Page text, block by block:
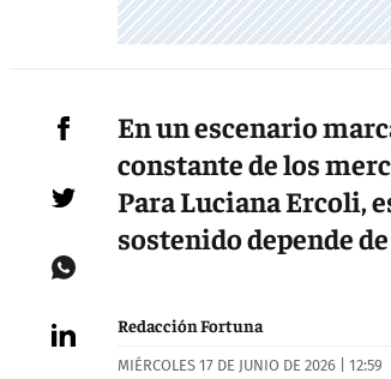
En un escenario
constante de los
Para Luciana Ercoli,
sostenido depende
Redacción Fortuna
MIÉRCOLES 17 DE JUNIO DE 2026 | 12:59